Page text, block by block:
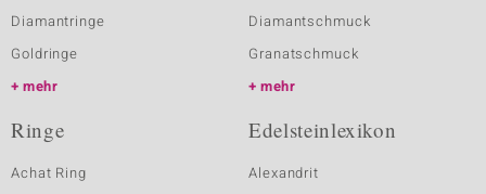
Diamantringe
Goldringe
mehr
Diamantschmuck
Granatschmuck
mehr
Ringe
Achat Ring
Edelsteinlexikon
Alexandrit